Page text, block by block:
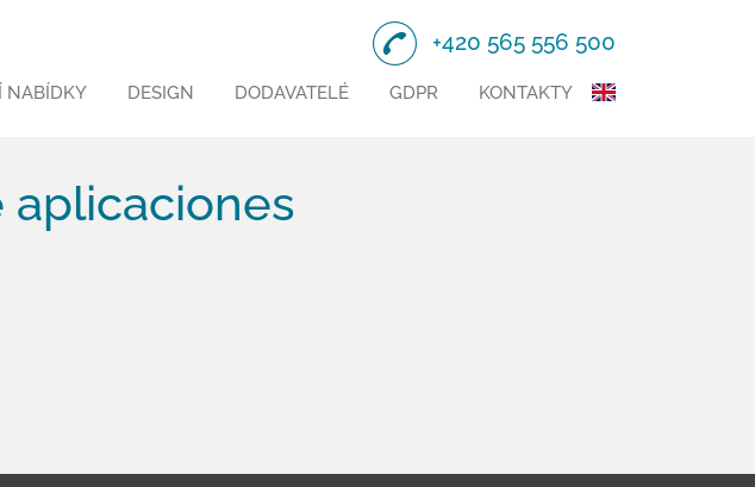
+420 565 556 500
NABÍDKY DESIGN DODAVATELÉ GDPR KONTAKTY
aplicaciones